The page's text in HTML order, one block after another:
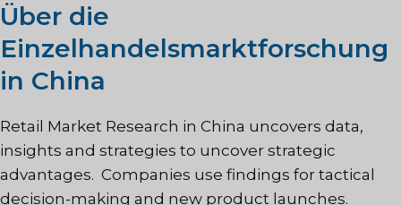
Über die
Einzelhandelsmarktforschung
in China
Retail Market Research in China uncovers data,
insights and strategies to uncover strategic
advantages. Companies use findings for tactical
decision-making and new product launches.